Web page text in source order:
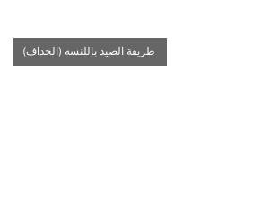
طريقة الصيد باللنسه (الحداف)